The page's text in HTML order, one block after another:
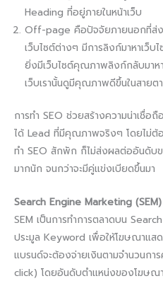
Heading ที่อยู่ภายในหน้าเว็บ
Off-page คือปัจจัยภายนอกที่ส่ง
เว็บไซต์ต่างๆ มีการลิงก์มาหาเว็บ
ยิ่งมีเว็บไซต์คุณภาพลิงก์กลับมาหา
เว็บเรานั้นดูมีคุณภาพดีขึ้นในสาย
การทำ SEO ช่วยสร้างความน่าเชื่อถื
ได้ Lead ที่มีคุณภาพจริงๆ โดยไม่ต้
ทำ SEO สักพัก ก็ไม่ส่งผลต่ออันดับ
มากนัก จนกว่าจะมีคู่แข่งเบียดขึ้นมา
Search Engine Marketing
SEM เป็นการทำการตลาดบน
ประมูล Keyword เพื่อให้โฆษณาแส
แบรนด์จะต้องจ่ายเงินตามจำนวนก
click) โดยอันดับตำแหน่งของโฆษ